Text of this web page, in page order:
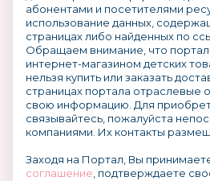
абонентами и посетителями
использование данных,
страницах либо найденных по
Обращаем внимание, что портал
интернет-магазином детских
нельзя купить или заказать
страницах портала
свою информацию. Для
связывайтесь, пожалуйста
компаниями. Их контакты
Заходя на Портал, Вы
соглашение , подтверждаете